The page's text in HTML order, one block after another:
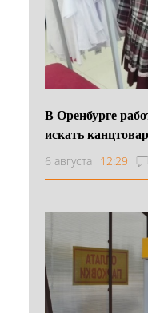
В Оренбурге
искать
6 августа 12:29